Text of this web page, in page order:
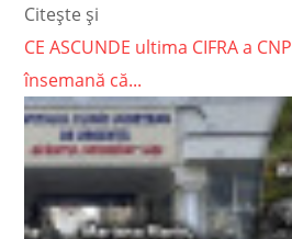
Citește și
CE ASCUNDE ultima CIFRA a
însemană că...